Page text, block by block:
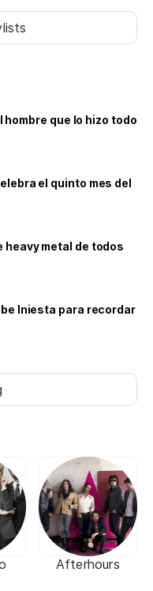
que lo hizo todo
el quinto mes del
heavy metal de todos
Iniesta para recordar
Afterhours